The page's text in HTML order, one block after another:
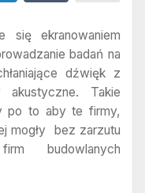
się ekranowaniem
badań na
dźwięk z
Takie
po to aby te firmy,
mogły bez zarzutu
budowlanych